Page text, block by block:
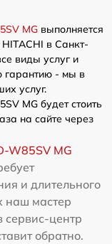
MG выполняется
в Санкт-
виды услуг и
гарантию - мы в
услуг.
MG будет стоить
на сайте через
W85SV MG
и длительного
наш мастер
сервис-центр
обратно.